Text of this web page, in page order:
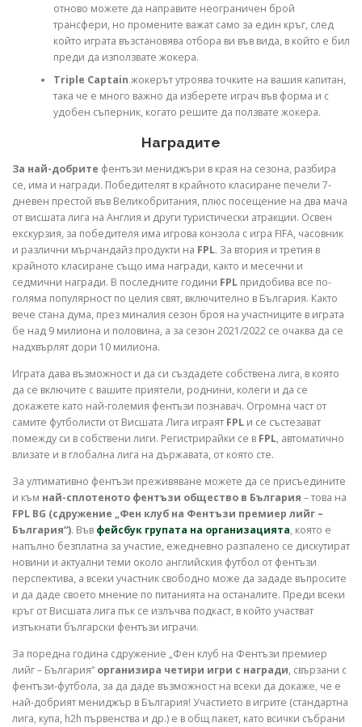
отново можете да направите неограничен брой
трансфери, но промените важат само за един кръг, след
който играта възстановява отбора ви във вида, в който е бил
преди да използвате жокера.
Triple Captain жокерът утроява точките на вашия капитан,
така че е много важно да изберете играч във форма и с
удобен съперник, когато решите да ползвате жокера.
​​Наградите
За най-добрите фентъзи мениджъри в края на сезона, разбира
се, има и награди. Победителят в крайното класиране печели 7-
дневен престой във Великобритания, плюс посещение на два мача
от висшата лига на Англия и други туристически атракции. Освен
екскурзия, за победителя има игрова конзола с игра FIFA, часовник
и различни мърчандайз продукти на FPL. За втория и третия в
крайното класиране също има награди, както и месечни и
седмични награди. В последните години FPL придобива все по-
голяма популярност по целия свят, включително в България. Както
вече стана дума, през миналия сезон броя на участниците в играта
бе над 9 милиона и половина, а за сезон 2021/2022 се очаква да се
надхвърлят дори 10 милиона.
Играта дава възможност и да си създадете собствена лига, в която
да се включите с вашите приятели, роднини, колеги и да се
докажете като най-големия фентъзи познавач. Огромна част от
самите футболисти от Висшата Лига играят FPL и се състезават
помежду си в собствени лиги. Регистрирайки се в FPL, автоматично
влизате и в глобална лига на държавата, от която сте.
За ултимативно фентъзи преживяване можете да се присъедините
и към най-сплотеното фентъзи общество в България – това на
FPL BG (сдружение „Фен клуб на Фентъзи премиер лийг –
България“). Във фейсбук групата на организацията, която е
напълно безплатна за участие, ежедневно разпалено се дискутират
новини и актуални теми около английския футбол от фентъзи
перспектива, а всеки участник свободно може да зададе въпросите
и да даде своето мнение по питанията на останалите. Преди всеки
кръг от Висшата лига пък се излъчва подкаст, в който участват
изтъкнати български фентъзи играчи.
За поредна година сдружение „Фен клуб на Фентъзи премиер
лийг – България“ организира четири игри с награди, свързани с
фентъзи-футбола, за да даде възможност на всеки да докаже, че е
най-добрият мениджър в България! Участието в игрите (стандартна
лига, купа, h2h първенства и др.) е в общ пакет, като всички събрани